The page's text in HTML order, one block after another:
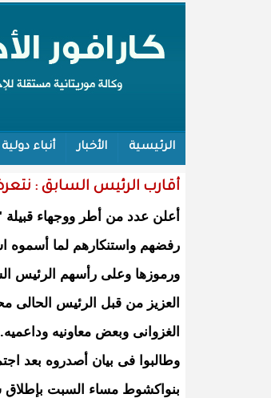
الرئيسية الأخبار أنباء دولية
أقارب الرئيس السابق :
أعلن عدد من أطر ووجهاء قبيلة
رفضهم واستنكارهم لما أسموه
ورموزها وعلى رأسهم الرئيس
العزيز من قبل الرئيس الحالى
الغزوانى وبعض معاونيه وداعميه.
وطالبوا فى بيان أصدروه بعد
بنواكشوط مساء السبت